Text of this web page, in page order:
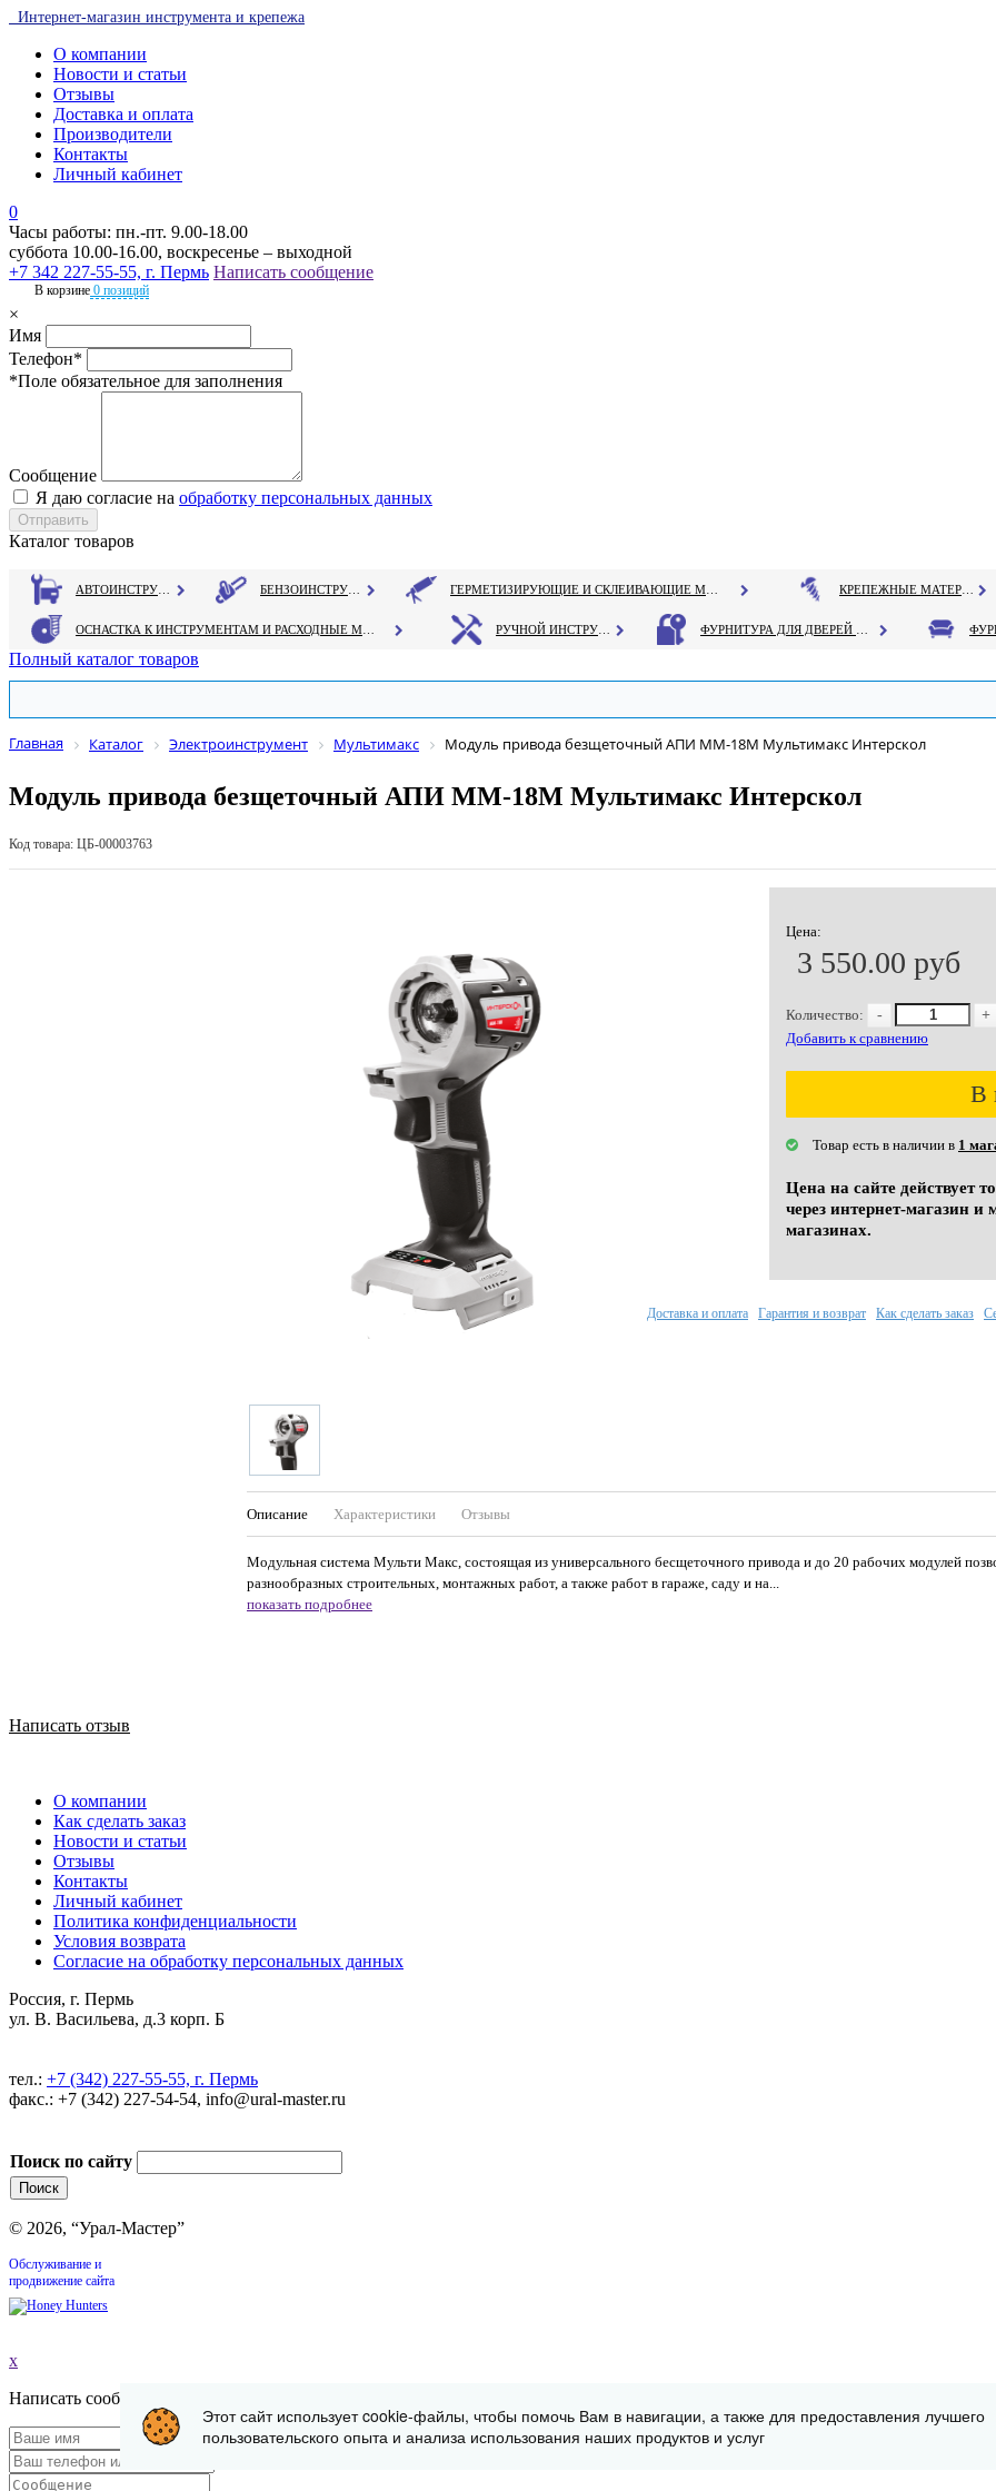
Интернет-магазин инструмента и крепежа
О компании
Новости и статьи
Отзывы
Доставка и оплата
Производители
Контакты
Личный кабинет
0
Часы работы: пн.-пт. 9.00-18.00
суббота 10.00-16.00, воскресенье – выходной
+7 342 227-55-55, г. Пермь Написать сообщение
В корзине 0 позиций
×
Имя
Телефон*
*Поле обязательное для заполнения
Сообщение
Я даю согласие на обработку персональных данных
Каталог товаров
Полный каталог товаров
Главная Каталог Электроинструмент Мультимакс Модуль привода безщеточный АПИ ММ-18М Мультимакс Интерскол
Модуль привода безщеточный АПИ ММ-18М Мультимакс Интерскол
Код товара: ЦБ-00003763
Цена:
3 550.00 руб
Количество: - +
Добавить к сравнению
В
Товар есть в наличии в 1
Цена на сайте действует
через интернет-магазин и
магазинах.
Описание Характеристики Отзывы
Модульная система Мульти Макс, состоящая из универсального бесщеточного привода и до 20 рабочих модулей
разнообразных строительных, монтажных работ, а также работ в гараже, саду и на...
показать подробнее
Доставка и оплата Гарантия и возврат Как сделать заказ
Написать отзыв
О компании
Как сделать заказ
Новости и статьи
Отзывы
Контакты
Личный кабинет
Политика конфиденциальности
Условия возврата
Согласие на обработку персональных данных
Россия, г. Пермь
ул. В. Васильева, д.3 корп. Б
тел.: +7 (342) 227-55-55, г. Пермь
факс.: +7 (342) 227-54-54, info@ural-master.ru
Поиск по сайту
© 2026, “Урал-Мастер”
Обслуживание и
продвижение сайта
x
Написать сообщение
Этот сайт использует cookie-файлы, чтобы помочь Вам в навигации, а также для предоставления лучшего
пользовательского опыта и анализа использования наших продуктов и услуг